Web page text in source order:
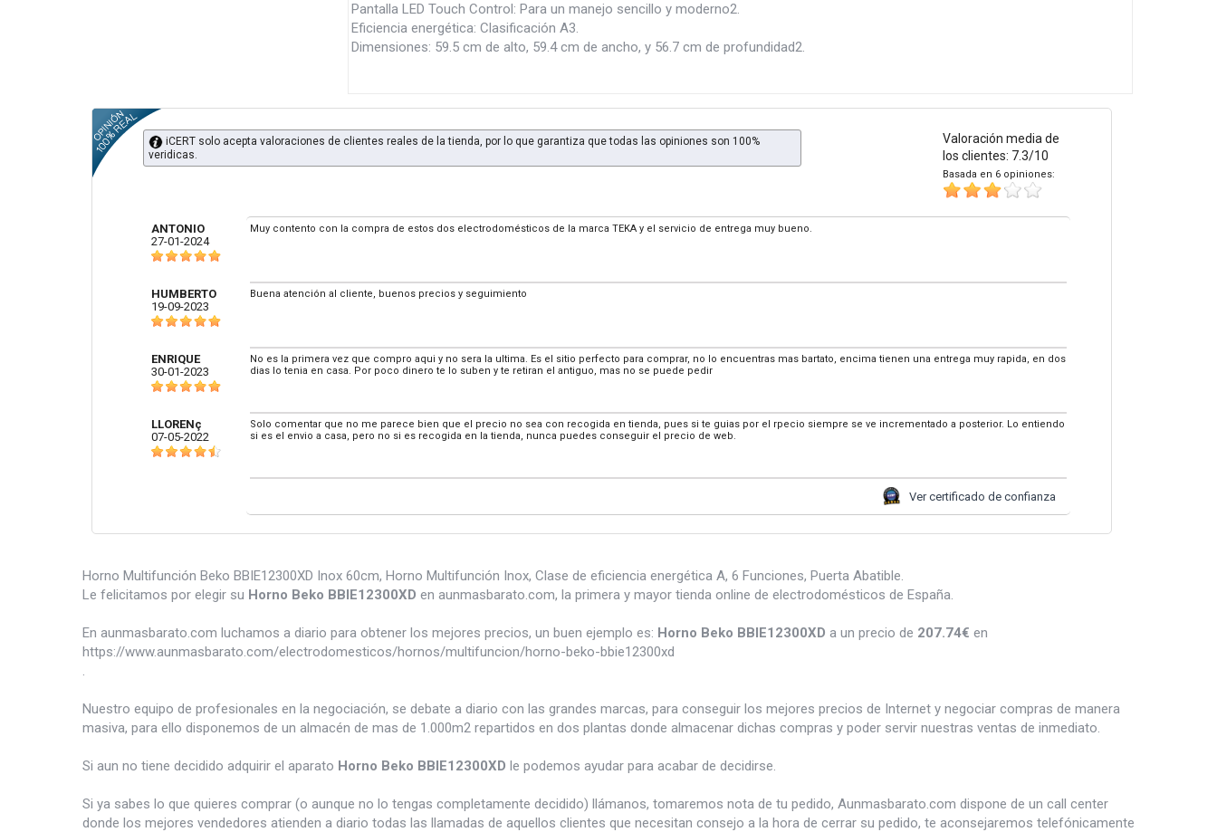
Pantalla LED Touch Control: Para un manejo sencillo y moderno2.
Eficiencia energética: Clasificación A3.
Dimensiones: 59.5 cm de alto, 59.4 cm de ancho, y 56.7 cm de profundidad2.
Valoración media de
los clientes: 7.3/10
Basada en 6 opiniones:
iCERT solo acepta valoraciones de clientes reales de la tienda, por lo que garantiza que todas las opiniones son 100%
veridicas.
ANTONIO
27-01-2024
Muy contento con la compra de estos dos electrodomésticos de la marca TEKA y el servicio de entrega muy bueno.
HUMBERTO
19-09-2023
Buena atención al cliente, buenos precios y seguimiento
ENRIQUE
30-01-2023
No es la primera vez que compro aqui y no sera la ultima. Es el sitio perfecto para comprar, no lo encuentras mas bartato, encima tienen una entrega muy rapida, en dos
dias lo tenia en casa. Por poco dinero te lo suben y te retiran el antiguo, mas no se puede pedir
LLORENç
07-05-2022
Solo comentar que no me parece bien que el precio no sea con recogida en tienda, pues si te guias por el rpecio siempre se ve incrementado a posterior. Lo entiendo
si es el envio a casa, pero no si es recogida en la tienda, nunca puedes conseguir el precio de web.
Ver certificado de confianza
Horno Multifunción Beko BBIE12300XD Inox 60cm, Horno Multifunción Inox, Clase de eficiencia energética A, 6 Funciones, Puerta Abatible.
Le felicitamos por elegir su Horno Beko BBIE12300XD en aunmasbarato.com, la primera y mayor tienda online de electrodomésticos de España.
En aunmasbarato.com luchamos a diario para obtener los mejores precios, un buen ejemplo es: Horno Beko BBIE12300XD a un precio de 207.74€ en
https://www.aunmasbarato.com/electrodomesticos/hornos/multifuncion/horno-beko-bbie12300xd
.
Nuestro equipo de profesionales en la negociación, se debate a diario con las grandes marcas, para conseguir los mejores precios de Internet y negociar compras de manera
masiva, para ello disponemos de un almacén de mas de 1.000m2 repartidos en dos plantas donde almacenar dichas compras y poder servir nuestras ventas de inmediato.
Si aun no tiene decidido adquirir el aparato Horno Beko BBIE12300XD le podemos ayudar para acabar de decidirse.
Si ya sabes lo que quieres comprar (o aunque no lo tengas completamente decidido) llámanos, tomaremos nota de tu pedido, Aunmasbarato.com dispone de un call center
donde los mejores vendedores atienden a diario todas las llamadas de aquellos clientes que necesitan consejo a la hora de cerrar su pedido, te aconsejaremos telefónicamente